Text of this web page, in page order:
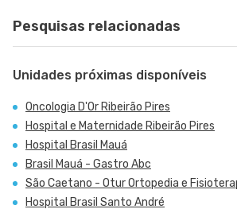
Pesquisas relacionadas
Unidades próximas disponíveis
Oncologia D'Or Ribeirão Pires
Hospital e Maternidade Ribeirão Pires
Hospital Brasil Mauá
Brasil Mauá - Gastro Abc
São Caetano - Otur Ortopedia e
Hospital Brasil Santo André